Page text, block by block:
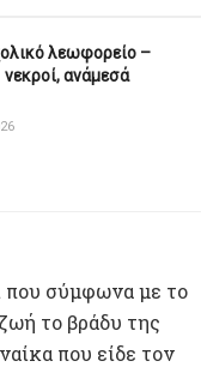
λεωφορείο –
ανάμεσά
που σύμφωνα με το
το βράδυ της
που είδε τον